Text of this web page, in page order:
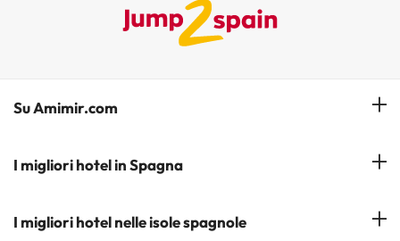
Su Amimir.com
Il Nostro Team
Iscrivetevi alla nostra newsletter
I migliori hotel in Spagna
Hotel a Salou
I migliori hotel nelle isole spagnole